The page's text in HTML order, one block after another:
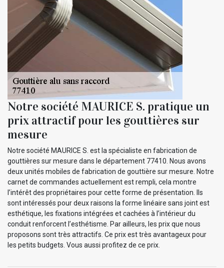
Notre société MAURICE S. pratique un
prix attractif pour les gouttières sur
mesure
Notre société MAURICE S. est la spécialiste en fabrication de
gouttières sur mesure dans le département 77410. Nous avons
deux unités mobiles de fabrication de gouttière sur mesure. Notre
carnet de commandes actuellement est rempli, cela montre
l’intérêt des propriétaires pour cette forme de présentation. Ils
sont intéressés pour deux raisons la forme linéaire sans joint est
esthétique, les fixations intégrées et cachées à l’intérieur du
conduit renforcent l’esthétisme. Par ailleurs, les prix que nous
proposons sont très attractifs. Ce prix est très avantageux pour
les petits budgets. Vous aussi profitez de ce prix.